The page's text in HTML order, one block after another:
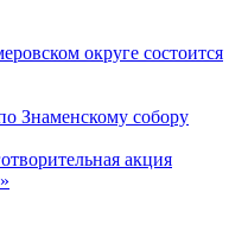
округе состоится
Знаменскому собору
акция